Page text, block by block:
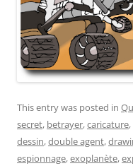
This entry was posted in
secret, betrayer,caricature,
dessin,double agent,
espionnage,exoplanète,